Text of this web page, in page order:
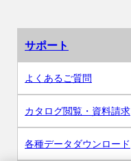
サポート
よくあるご質問
カタログ閲覧・資料請求
各種データダウンロード